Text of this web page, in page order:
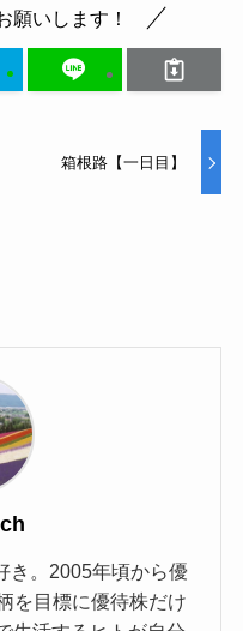
願いします！
箱根路【一日目】
き。2005年頃から優
を目標に優待株だけ